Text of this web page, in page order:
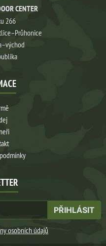
CENTER
266
PŘIHLÁSIT
osobních údajů